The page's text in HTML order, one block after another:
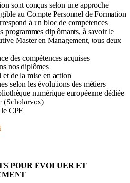
sont conçus selon une approche
au Compte Personnel de Formation
à un bloc de compétences
programmes diplômants, à savoir le
Master en Management, tous deux
des compétences acquises
nos diplômes
et de la mise en action
selon les évolutions des métiers
numérique européenne dédiée
(Scholarvox)
le CPF
POUR ÉVOLUER ET